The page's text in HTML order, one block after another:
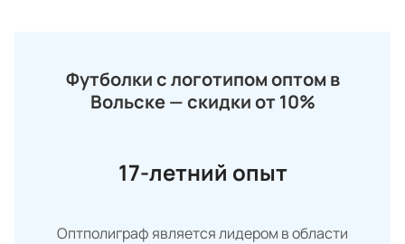
Футболки с логотипом оптом в
Вольске — скидки от 10%
17-летний опыт
Оптполиграф является лидером в области